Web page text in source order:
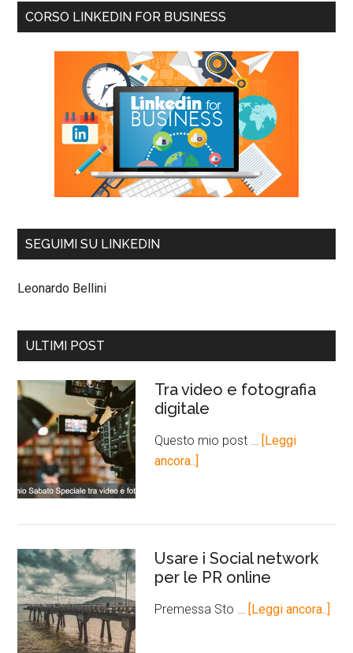
CORSO LINKEDIN FOR BUSINESS
SEGUIMI SU LINKEDIN
Leonardo Bellini
ULTIMI POST
Tra video e fotografia
digitale
Questo mio post …
[Leggi
ancora..]
Usare i Social network
per le PR online
Premessa Sto … [Leggi ancora..]